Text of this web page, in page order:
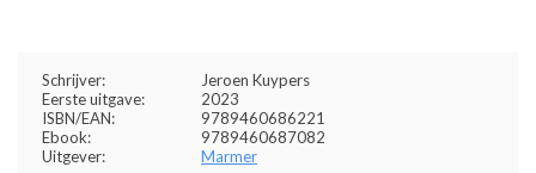
Schrijver:
Jeroen Kuypers
Eerste uitgave:
2023
ISBN/EAN:
9789460686221
Ebook:
9789460687082
Uitgever:
Marmer